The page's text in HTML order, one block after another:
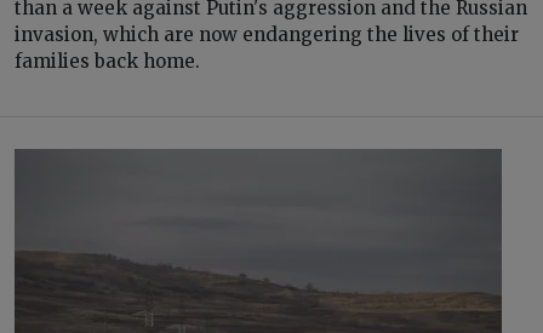
than a week against Putin's aggression and the Russian
invasion, which are now endangering the lives of their
families back home.